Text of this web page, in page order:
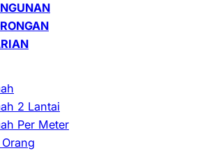
2 Lantai
Per Meter